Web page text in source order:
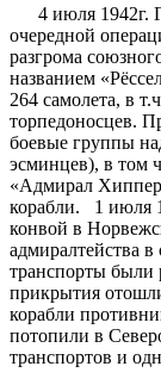
4 июля 1942г.
очередной
разгрома
названием
264 самолета, в
торпедоносцев.
боевые группы
эсминцев), в том
«Адмирал
корабли. 1 июля
конвой в
адмиралтейства
транспорты были
прикрытия
корабли
потопили в
транспортов и